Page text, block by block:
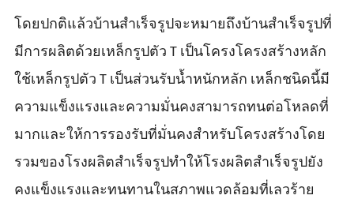
โดยปกติแล้วบ้านสำเร็จรูปจะหมายถึงบ้านสำเร็จรูปที่
มีการผลิตด้วยเหล็กรูปตัว T เป็นโครงโครงสร้างหลัก
ใช้เหล็กรูปตัว T เป็นส่วนรับน้ำหนักหลัก เหล็กชนิดนี้มี
ความแข็งแรงและความมั่นคงสามารถทนต่อโหลดที่
มากและให้การรองรับที่มั่นคงสำหรับโครงสร้างโดย
รวมของโรงผลิตสำเร็จรูปทำให้โรงผลิตสำเร็จรูปยัง
คงแข็งแรงและทนทานในสภาพแวดล้อมที่เลวร้าย